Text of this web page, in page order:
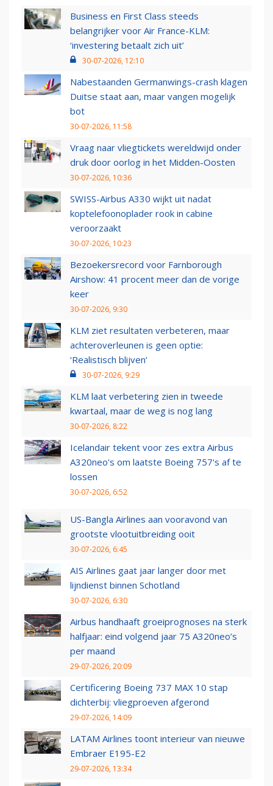
Business en First Class steeds
belangrijker voor Air France-KLM:
‘investering betaalt zich uit’
30-07-2026, 12:10
Nabestaanden Germanwings-crash klagen
Duitse staat aan, maar vangen mogelijk
bot
30-07-2026, 11:58
Vraag naar vliegtickets wereldwijd onder
druk door oorlog in het Midden-Oosten
30-07-2026, 10:36
SWISS-Airbus A330 wijkt uit nadat
koptelefoonoplader rook in cabine
veroorzaakt
30-07-2026, 10:23
Bezoekersrecord voor Farnborough
Airshow: 41 procent meer dan de vorige
keer
30-07-2026, 9:30
KLM ziet resultaten verbeteren, maar
achteroverleunen is geen optie:
‘Realistisch blijven’
30-07-2026, 9:29
KLM laat verbetering zien in tweede
kwartaal, maar de weg is nog lang
30-07-2026, 8:22
Icelandair tekent voor zes extra Airbus
A320neo's om laatste Boeing 757's af te
lossen
30-07-2026, 6:52
US-Bangla Airlines aan vooravond van
grootste vlootuitbreiding ooit
30-07-2026, 6:45
AIS Airlines gaat jaar langer door met
lijndienst binnen Schotland
30-07-2026, 6:30
Airbus handhaaft groeiprognoses na sterk
halfjaar: eind volgend jaar 75 A320neo’s
per maand
29-07-2026, 20:09
Certificering Boeing 737 MAX 10 stap
dichterbij: vliegproeven afgerond
29-07-2026, 14:09
LATAM Airlines toont interieur van nieuwe
Embraer E195-E2
29-07-2026, 13:34